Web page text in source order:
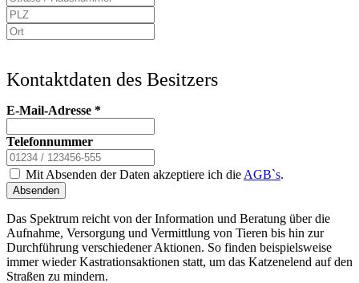
Kontaktdaten des Besitzers
E-Mail-Adresse *
Telefonnummer
Mit Absenden der Daten akzeptiere ich die AGB`s.
Absenden
Das Spektrum reicht von der Information und Beratung über die
Aufnahme, Versorgung und Vermittlung von Tieren bis hin zur
Durchführung verschiedener Aktionen. So finden beispielsweise
immer wieder Kastrationsaktionen statt, um das Katzenelend auf den
Straßen zu mindern.